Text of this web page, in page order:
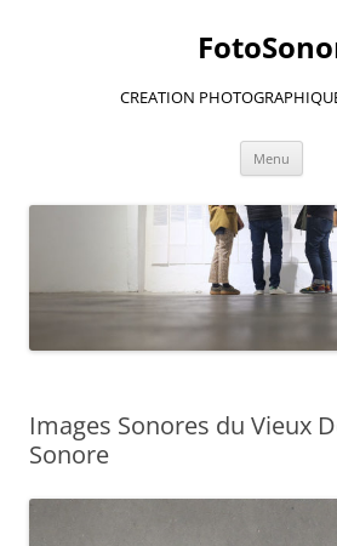
CREATION
Menu
Images Sonores du Vieux
Sonore